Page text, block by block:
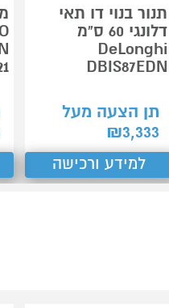
תנור בנוי דו תאי
דלונגי 60 ס"מ
DeLonghi
DBIS87EDN
תן הצעה מעל
3,333
₪
למידע ורכישה